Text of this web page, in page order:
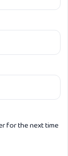
for the next time